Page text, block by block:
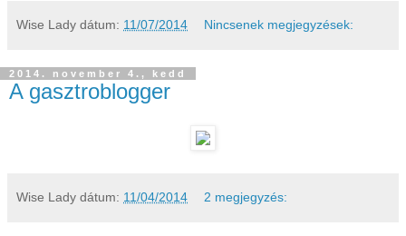
Wise Lady dátum: 11/07/2014 Nincsenek megjegyzések:
2014. november 4., kedd
A gasztroblogger
Wise Lady dátum: 11/04/2014 2 megjegyzés: